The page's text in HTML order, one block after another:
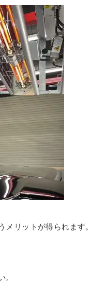
リットが得られます。
。